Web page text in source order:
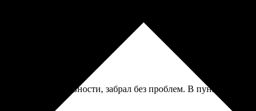
СМС о готовности, забрал без проблем. В пункте